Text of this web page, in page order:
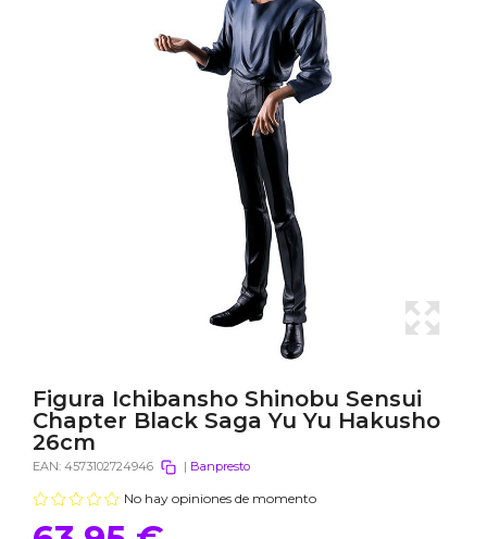
Figura Ichibansho Shinobu Sensui
Chapter Black Saga Yu Yu Hakusho
26cm
EAN: 4573102724946 | Banpresto
No hay opiniones de momento